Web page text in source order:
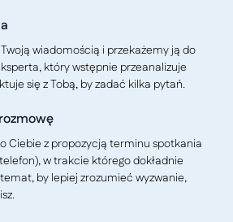
wiadomością i przekażemy ją do
który wstępnie przeanalizuje
się z Tobą, by zadać kilka pytań.
Ciebie z propozycją terminu spotkania
w trakcie którego dokładnie
by lepiej zrozumieć wyzwanie,